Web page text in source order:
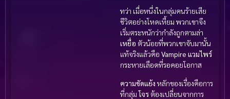
ทว่า เมื่อหนึ่งในกลุ่มคนร้ายเสีย
ชีวิตอย่างโหดเหี้ยม พวกเขาจึง
เริ่มตระหนักว่ากำลังถูกตามล่า
เหยื่อ ตัวน้อยที่พวกเขาจับมานั้น
แท้จริงแล้วคือ Vampire แวมไพร์
กระหายเลือดที่รอคอยโอกาส
ความขัดแย้ง หลักของเรื่องคือการ
ที่กลุ่มโจร ต้องเปลี่ยนจากการ